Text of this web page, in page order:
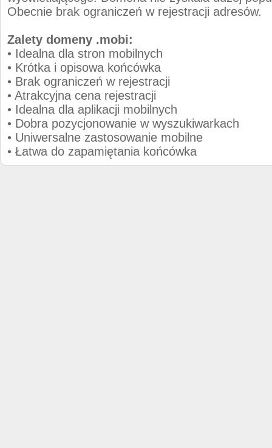
Obecnie brak ograniczeń w rejestracji adresów.
Zalety domeny .mobi:
• Idealna dla stron mobilnych
• Krótka i opisowa końcówka
• Brak ograniczeń w rejestracji
• Atrakcyjna cena rejestracji
• Idealna dla aplikacji mobilnych
• Dobra pozycjonowanie w wyszukiwarkach
• Uniwersalne zastosowanie mobilne
• Łatwa do zapamiętania końcówka